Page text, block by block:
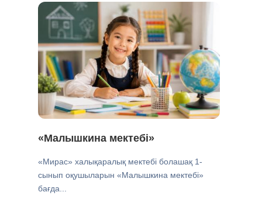
«Малышкина мектебі»
«Мирас» халықаралық мектебі болашақ 1-
сынып оқушыларын «Малышкина мектебі»
бағда...